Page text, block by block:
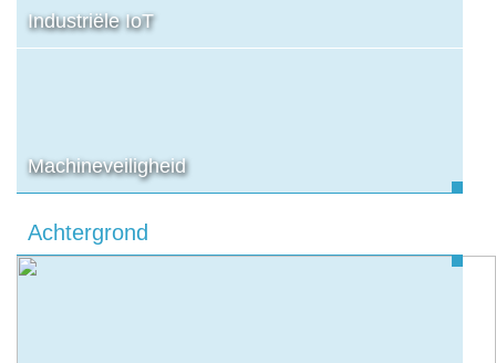
Industriële IoT
Machineveiligheid
Achtergrond